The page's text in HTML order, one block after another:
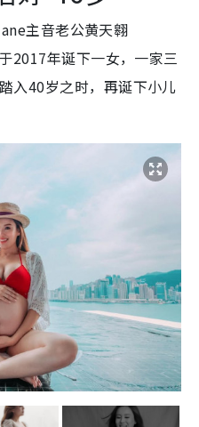
主音老公黄天翱
2017年诞下一女，一家三
入40岁之时，再诞下小儿